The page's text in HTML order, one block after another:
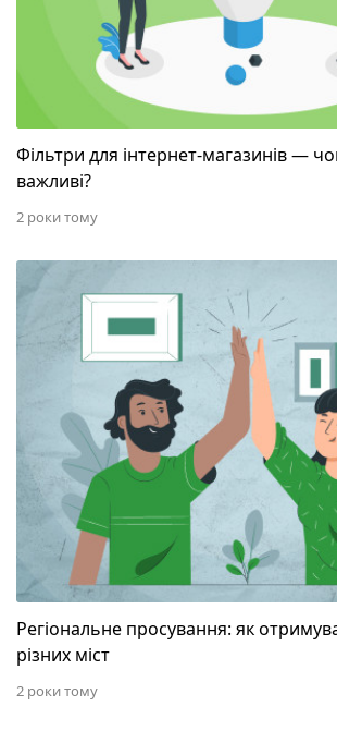
Фільтри для інтернет-магазинів —
важливі?
2 роки тому
Регіональне просування: як
Регіональне просування: як
різних міст
2 роки тому